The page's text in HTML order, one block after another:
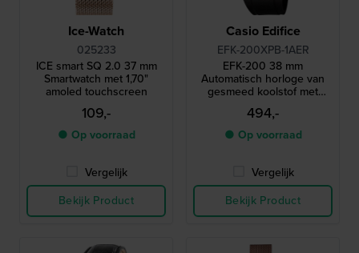
Ice-Watch
025233
ICE smart SQ 2.0 37 mm
Smartwatch met 1,70"
amoled touchscreen
109,-
● Op voorraad
Vergelijk
Bekijk Product
Casio Edifice
EFK-200XPB-1AER
EFK-200 38 mm
Automatisch horloge van
gesmeed koolstof met
roestvrijstalen lunette en
kunststof band
494,-
● Op voorraad
Vergelijk
Bekijk Product